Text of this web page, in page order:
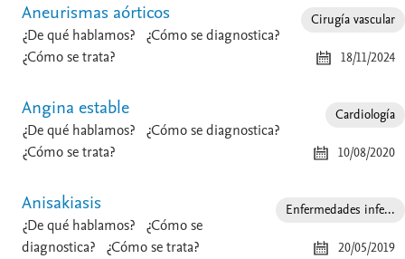
Cirugía vascular
18/11/2024
Aneurismas aórticos
¿De qué hablamos? ¿Cómo se diagnostica?
¿Cómo se trata?
Cardiología
10/08/2020
Angina estable
¿De qué hablamos? ¿Cómo se diagnostica?
¿Cómo se trata?
Enfermedades infe...
20/05/2019
Anisakiasis
¿De qué hablamos? ¿Cómo se
diagnostica? ¿Cómo se trata?